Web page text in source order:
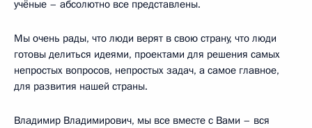
учёные – абсолютно все представлены.
Мы очень рады, что люди верят в свою страну, что люди
готовы делиться идеями, проектами для решения самых
непростых вопросов, непростых задач, а самое главное,
для развития нашей страны.
Владимир Владимирович, мы все вместе с Вами – вся